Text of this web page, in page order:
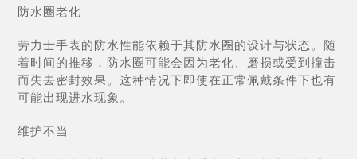
防水圈老化
劳力士手表的防水性能依赖于其防水圈的设计与状态。随
着时间的推移，防水圈可能会因为老化、磨损或受到撞击
而失去密封效果。这种情况下即使在正常佩戴条件下也有
可能出现进水现象。
维护不当